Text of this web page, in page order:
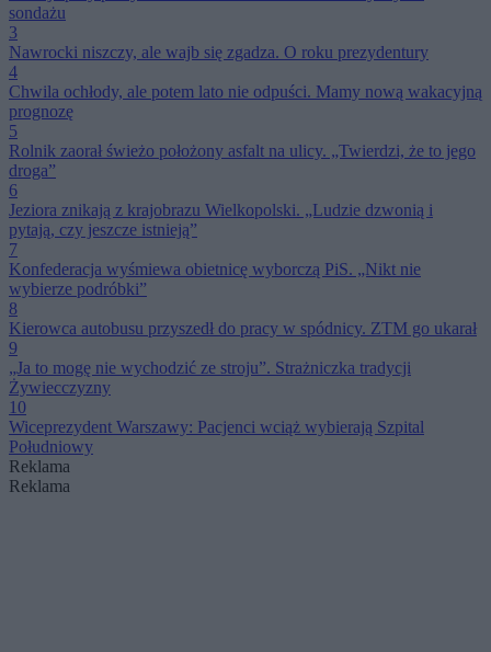
sondażu
3
Nawrocki niszczy, ale wajb się zgadza. O roku prezydentury
4
Chwila ochłody, ale potem lato nie odpuści. Mamy nową wakacyjną
prognozę
5
Rolnik zaorał świeżo położony asfalt na ulicy. „Twierdzi, że to jego
droga”
6
Jeziora znikają z krajobrazu Wielkopolski. „Ludzie dzwonią i
pytają, czy jeszcze istnieją”
7
Konfederacja wyśmiewa obietnicę wyborczą PiS. „Nikt nie
wybierze podróbki”
8
Kierowca autobusu przyszedł do pracy w spódnicy. ZTM go ukarał
9
„Ja to mogę nie wychodzić ze stroju”. Strażniczka tradycji
Żywiecczyzny
10
Wiceprezydent Warszawy: Pacjenci wciąż wybierają Szpital
Południowy
Reklama
Reklama